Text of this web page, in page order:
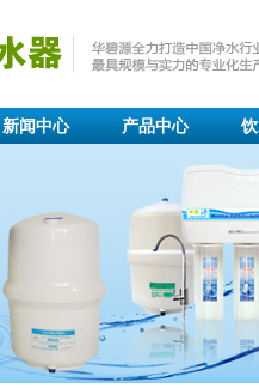
新闻中心 产品中心